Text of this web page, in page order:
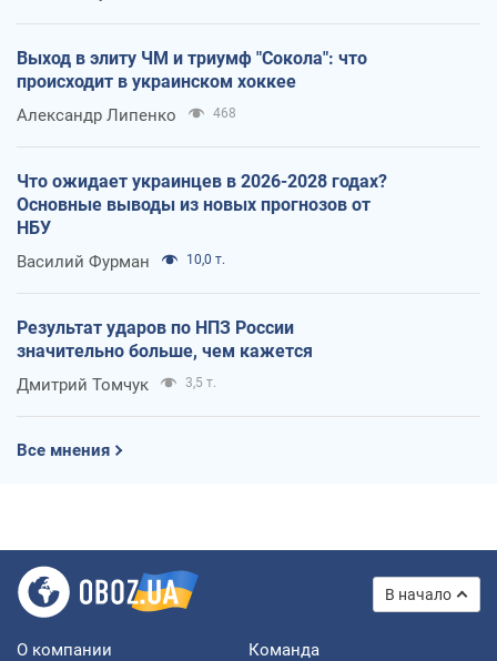
Выход в элиту ЧМ и триумф "Сокола": что
происходит в украинском хоккее
Александр Липенко 468
Что ожидает украинцев в 2026-2028 годах?
Основные выводы из новых прогнозов от
НБУ
Василий Фурман 10,0 т.
Результат ударов по НПЗ России
значительно больше, чем кажется
Дмитрий Томчук 3,5 т.
Все мнения
В начало
О компании Команда